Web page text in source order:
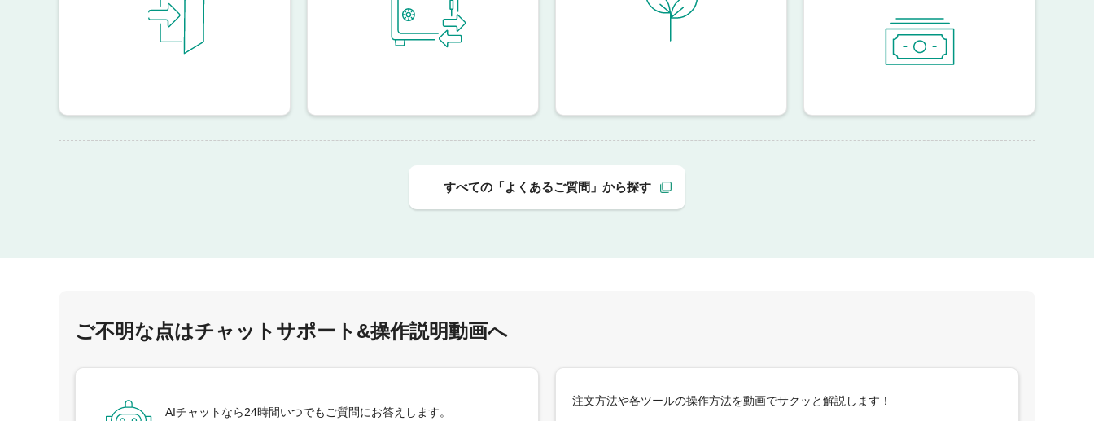
すべての「よくあるご質問」から探す
ご不明な点はチャットサポート&操作説明動画へ
AIチャットなら24時間いつでもご質問にお答えします。
注文方法や各ツールの操作方法を動画でサクッと解説します！